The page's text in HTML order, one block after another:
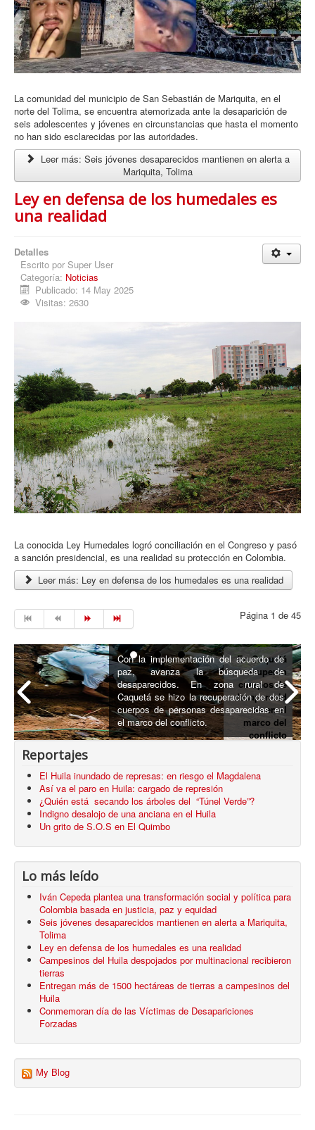
La comunidad del municipio de San Sebastián de Mariquita, en el
norte del Tolima, se encuentra atemorizada ante la desaparición de
seis adolescentes y jóvenes en circunstancias que hasta el momento
no han sido esclarecidas por las autoridades.
Leer más: Seis jóvenes desaparecidos mantienen en alerta a
Mariquita, Tolima
Ley en defensa de los humedales es
una realidad
Detalles
Escrito por Super User
Categoría: Noticias
Publicado: 14 May 2025
Visitas: 2630
La conocida Ley Humedales logró conciliación en el Congreso y pasó
a sanción presidencial, es una realidad su protección en Colombia.
Leer más: Ley en defensa de los humedales es una realidad
Página 1 de 45
En Caquetá
recuperan
cuerpos de
desaparecid
os en el
marco del
conflicto
Con la implementación del acuerdo de
paz, avanza la búsqueda de
desaparecidos. En zona rural de
Caquetá se hizo la recuperación de dos
cuerpos de personas desaparecidas en
el marco del conflicto.
Reportajes
El Huila inundado de represas: en riesgo el Magdalena
Así va el paro en Huila: cargado de represión
¿Quién está secando los árboles del “Túnel Verde”?
Indigno desalojo de una anciana en el Huila
Un grito de S.O.S en El Quimbo
Lo más leído
Iván Cepeda plantea una transformación social y política para
Colombia basada en justicia, paz y equidad
Seis jóvenes desaparecidos mantienen en alerta a Mariquita,
Tolima
Ley en defensa de los humedales es una realidad
Campesinos del Huila despojados por multinacional recibieron
tierras
Entregan más de 1500 hectáreas de tierras a campesinos del
Huila
Conmemoran día de las Víctimas de Desapariciones
Forzadas
My Blog